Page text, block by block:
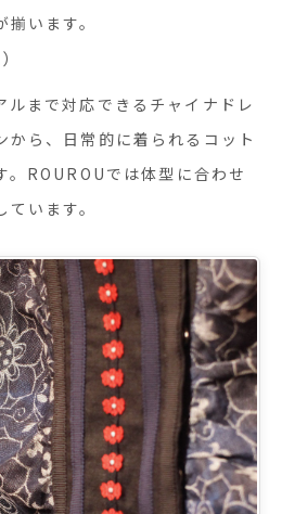
います。
ルまで対応できるチャイナドレ
から、日常的に着られるコット
。ROUROUでは体型に合わせ
います。